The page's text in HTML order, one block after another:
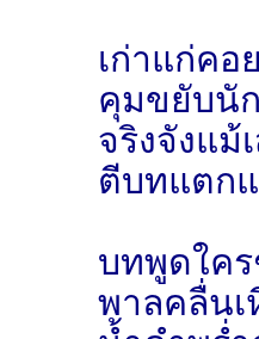
เก่าแก่คอ
คุมขยับนั
จริงจังแม้
ตีบทแตก
บทพูดใค
พาลคลื่นเ